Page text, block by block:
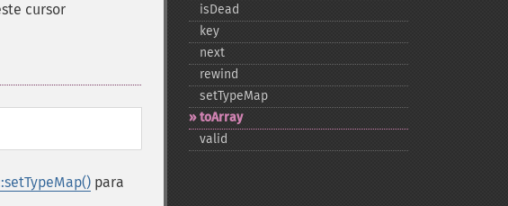
cursor
para
isDead
key
next
rewind
setTypeMap
toArray
valid